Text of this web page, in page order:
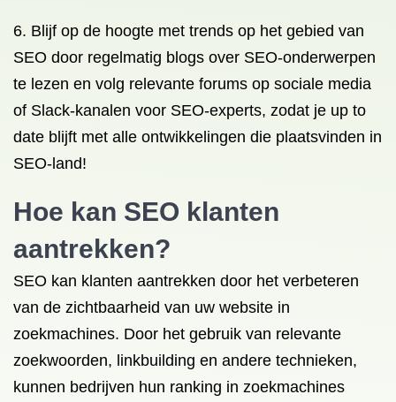
6. Blijf op de hoogte met trends op het gebied van
SEO door regelmatig blogs over SEO-onderwerpen
te lezen en volg relevante forums op sociale media
of Slack-kanalen voor SEO-experts, zodat je up to
date blijft met alle ontwikkelingen die plaatsvinden in
SEO-land!
Hoe kan SEO klanten
aantrekken?
SEO kan klanten aantrekken door het verbeteren
van de zichtbaarheid van uw website in
zoekmachines. Door het gebruik van relevante
zoekwoorden, linkbuilding en andere technieken,
kunnen bedrijven hun ranking in zoekmachines